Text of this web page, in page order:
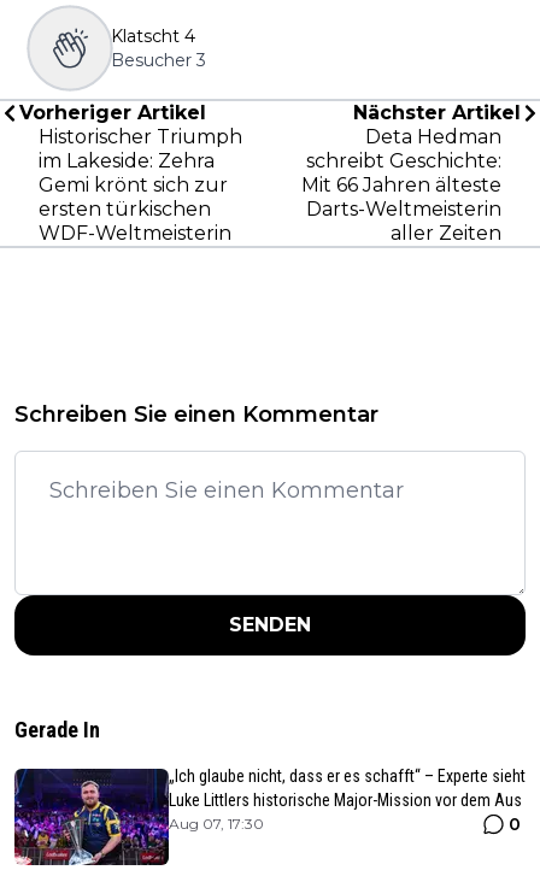
Klatscht 4
Besucher 3
Vorheriger Artikel
Historischer Triumph
im Lakeside: Zehra
Gemi krönt sich zur
ersten türkischen
WDF-Weltmeisterin
Nächster Artikel
Deta Hedman
schreibt Geschichte:
Mit 66 Jahren älteste
Darts-Weltmeisterin
aller Zeiten
Schreiben Sie einen Kommentar
SENDEN
Gerade In
„Ich glaube nicht, dass er es schafft“ – Experte sieht
Luke Littlers historische Major-Mission vor dem Aus
Aug 07, 17:30 0